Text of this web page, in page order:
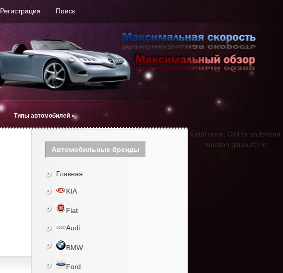
Регистрация Поиск
Типы автомобилей »
Автомобильные бренды
Главная
KIA
Fiat
Audi
BMW
Ford
Fatal error: Call to undefined
function gzipout() in